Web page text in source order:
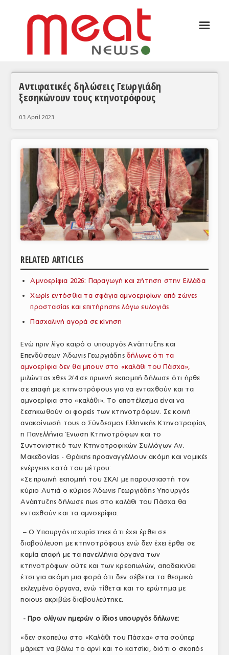
ΣΥΝΕΝΤΕΥΞΕΙΣ
ΘΕΜΑΤΑ
ΚΟΣΜΟΣ
ΕΙΔΗΣΕΙΣ
ΕΥΡΩΠΑΪΚΕΣ ΑΠΟΦΑΣΕΙΣ
ΘΕΜΑΤΑ
ΕΜΠΟΡΙΚΟΣ ΚΑΤΑΛΟΓΟΣ
ΠΑΡΑΓΩΓΗ & ΕΜΠΟΡΙΑ
ΣΦΑΓΕΙΑ
ΠΡΩΤΕΣ ΥΛΕΣ
ΕΞΟΠΛΙΣΜΟΣ
ΥΠΗΡΕΣΙΕΣ
ΕΜΠΟΡΙΚΟΙ ΑΝΤΙΠΡΟΣΩΠΟΙ
ΝΟΜΟΘΕΣΙΑ
ΕΥΡΩΠΑΪΚΗ ΝΟΜΟΘΕΣΙΑ
ΤΟ ΠΕΡΙΟΔΙΚΟ
Profile
ΑΡΧΕΙΟ ΤΕΥΧΩΝ
ΣΥΝΕΔΡΙΟ ΚΡΕΑΤΟΣ
☰
Αντιφατικές δηλώσεις Γεωργιάδη
ξεσηκώνουν τους κτηνοτρόφους
03 April 2023
RELATED ARTICLES
Αμνοερίφια 2026: Παραγωγή και ζήτηση στην Ελλάδα
Χωρίς εντόσθια τα σφάγια αμνοεριφίων από ζώνες
προστασίας και επιτήρησης λόγω ευλογιάς
Πασχαλινή αγορά σε κίνηση
Ενώ πριν λίγο καιρό ο υπουργός Ανάπτυξης και
Επενδύσεων Άδωνις Γεωργιάδηςδήλωνε ότι τα
αμνοερίφια δεν θα μπουν στο «καλάθι του Πάσχα»,
μιλώντας χθες 2/4 σε πρωινή εκπομπή δήλωσε ότι ήρθε
σε επαφή με κτηνοτρόφους για να ενταχθούν και τα
αμνοερίφια στο «καλάθι». Το αποτέλεσμα είναι να
ξεσηκωθούν οι φορείς των κτηνοτρόφων. Σε κοινή
ανακοίνωσή τους ο Σύνδεσμος Ελληνικής Κτηνοτροφίας,
η Πανελλήνια Ένωση Κτηνοτρόφων και το
Συντονιστικό των Κτηνοτροφικών Συλλόγων Αν.
Μακεδονίας - Θράκης προαναγγέλλουν ακόμη και νομικές
ενέργειες κατά του μέτρου:
«Σε πρωινή εκπομπή του ΣΚΑΙ με παρουσιαστή τον
κύριο Αυτιά ο κύριος Άδωνις Γεωργιάδης Υπουργός
Ανάπτυξης δήλωσε πως στο καλάθι του Πάσχα θα
ενταχθούν και τα αμνοερίφια.
– Ο Υπουργός ισχυρίστηκε ότι έχει έρθει σε
διαβούλευση με κτηνοτρόφους ενώ δεν έχει έρθει σε
καμία επαφή με τα πανελλήνια όργανα των
κτηνοτρόφων ούτε και των κρεοπωλών, αποδεικνύει
έτσι για ακόμη μια φορά ότι δεν σέβεται τα θεσμικά
εκλεγμένα όργανα, ενώ τίθεται και το ερώτημα με
ποιους ακριβώς διαβουλεύτηκε.
- Προ ολίγων ημερών ο ίδιος υπουργός δήλωνε:
«δεν σκοπεύω στο «Καλάθι του Πάσχα» στα σούπερ
μάρκετ να βάλω το αρνί και το κατσίκι, διότι ο σκοπός